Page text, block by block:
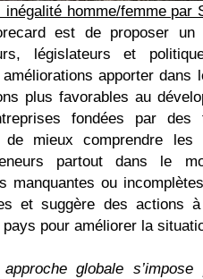
inégalité homme/femme par
est de proposer un
législateurs et
apporter dans
plus favorables au
fondées par des
de mieux comprendre les
partout dans le
manquantes ou
et suggère des actions
pays pour améliorer la
approche globale